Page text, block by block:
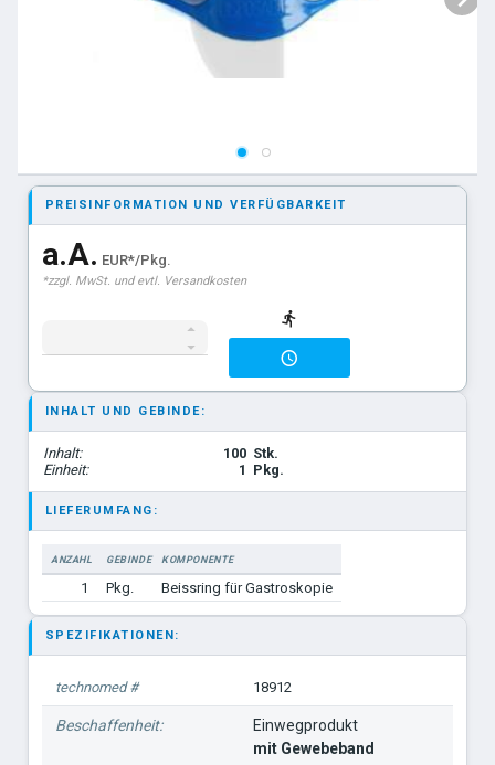
PREISINFORMATION UND VERFÜGBARKEIT
a.A. EUR*/Pkg.
*zzgl. MwSt. und evtl. Versandkosten
INHALT UND GEBINDE:
Inhalt: 100 Stk.
Einheit:
1 Pkg.
LIEFERUMFANG:
ANZAHL GEBINDE
KOMPONENTE
1
Pkg. Beissring für Gastroskopie
SPEZIFIKATIONEN:
technomed # 18912
Beschaffenheit:
Einwegprodukt
mit Gewebeband